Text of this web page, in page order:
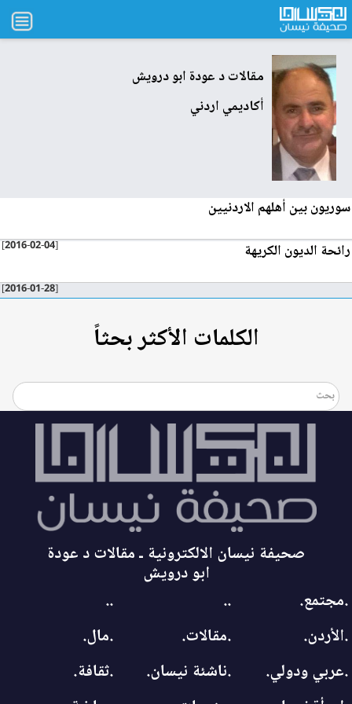
مقالاتد عودة ابو درويش
أكاديمي اردني
سوريون بين أهلهم الاردنيين
[2016-02-04] رائحة الديون الكريهة
[2016-01-28]
الكلمات الأكثر بحثاً
صحيفة نيسان الالكترونية ـ مقالات د عودة
ابو درويش
.مجتمع.
..
..
.الأردن.
.مقالات.
.مال.
.عربي ودولي.
.ناشئة نيسان.
.ثقافة.